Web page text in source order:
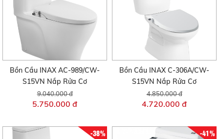
Bồn Cầu INAX AC-989/CW-
S15VN Nắp Rửa Cơ
9.040.000 đ
5.750.000 đ
Bồn Cầu INAX C-306A/CW-
S15VN Nắp Rửa Cơ
4.850.000 đ
4.720.000 đ
-38% -41%